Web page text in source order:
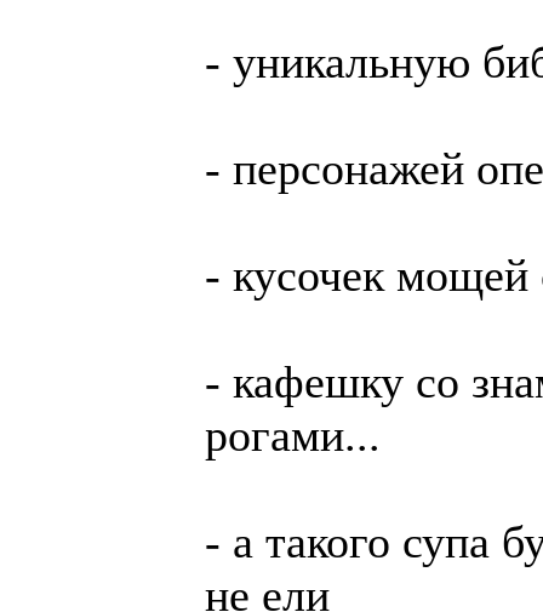
- уни­каль­ную
- пер­со­нажей
- ку­сочек мо­щей
- ка­феш­ку со
рога­ми...
- а такого супа
не ели